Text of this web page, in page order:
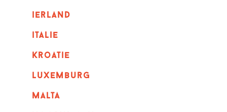
ierland
italie
kroatie
luxemburg
malta